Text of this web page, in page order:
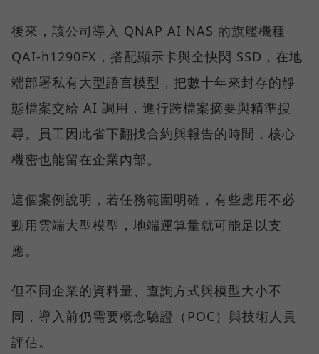
後來，該公司導入 QNAP AI NAS 的旗艦機種
QAI-h1290FX，搭配顯示卡與全快閃 SSD，在地
端部署私有大型語言模型，把數十年來封存的靜
態檔案交給 AI 調用，進行跨檔案摘要與精準搜
尋。員工因此省下翻找合約與報告的時間，核心
機密也能留在企業內部。
這個案例說明，若任務範圍明確，有些應用不必
動用雲端大型模型，地端運算量就可能足以支
應。
但不同企業的資料量、查詢方式與模型大小不
同，導入前仍需要概念驗證（POC）與技術人員
評估。